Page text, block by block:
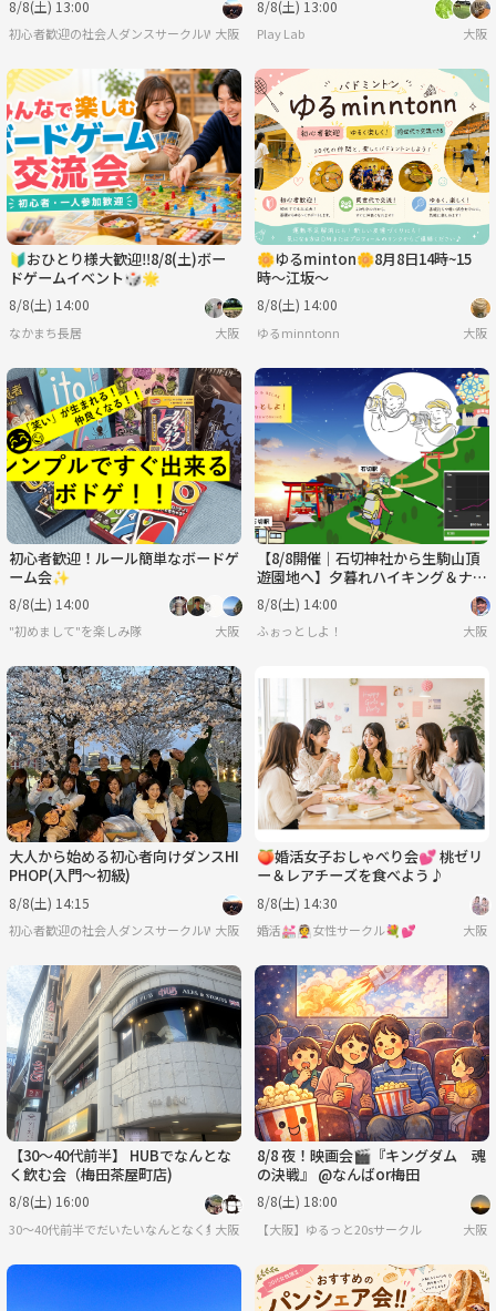
8/8(土) 13:00
初心者歓迎の社会人ダンスサークルWE大阪
8/8(土) 13:00
Play Lab 大阪
🔰おひとり様大歓迎‼️8/8(土)ボー
ドゲームイベント🎲🌟
8/8(土) 14:00
なかまち長居 大阪
🌼ゆるminton🌼8月8日14時~15
時〜江坂〜
8/8(土) 14:00
ゆるminntonn 大阪
初心者歓迎！ルール簡単なボードゲ
ーム会✨
8/8(土) 14:00
"初めまして"を楽しみ隊 大阪
【8/8開催｜石切神社から生駒山頂
遊園地へ】夕暮れハイキング＆ナイ
ト営業遊園地へ
8/8(土) 14:00
ふぉっとしよ！ 大阪
大人から始める初心者向けダンスHI
PHOP(入門〜初級)
8/8(土) 14:15
初心者歓迎の社会人ダンスサークルWE大阪
🍑婚活女子おしゃべり会💕 桃ゼリ
ー＆レアチーズを食べよう♪
8/8(土) 14:30
婚活💒👰女性サークル💐💕 大阪
【30〜40代前半】 HUBでなんとな
く飲む会（梅田茶屋町店)
8/8(土) 16:00
30〜40代前半でだいたいなんとなく集まる会
大阪
8/8 夜！映画会🎬『キングダム 魂
の決戦』 @なんばor梅田
8/8(土) 18:00
【大阪】ゆるっと20sサークル 大阪